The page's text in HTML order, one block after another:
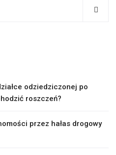
odziedziczonej po
roszczeń?
przez hałas drogowy